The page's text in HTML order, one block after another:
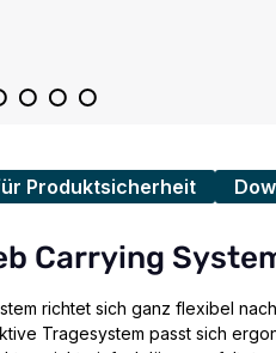
Produktsicherheit
Carrying
richtet sich ganz flexibel
Tragesystem passt sich